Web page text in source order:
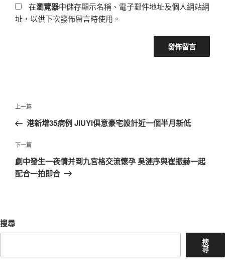
在瀏覽器中儲存顯示名稱、電子郵件地址及個人網站網
址，以供下次發佈留言時使用。
文
導
覽
上
一
文
章
上一篇
港新增35病例 JIUYI俱意豪宅設計近一個半月新低
下
一
篇
下一篇
劇中發生一夜情并到九宮格交流懷孕 吳漣序與崔振赫一起
配合一拍即合
搜尋
搜
尋